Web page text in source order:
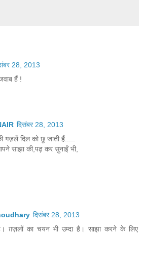
28, 2013
हैं !
दिसंबर 28, 2013
गज़लें दिल को छू जाती हैं.....
साझा की,पढ़ कर सुनाईं भी,
दिसंबर 28, 2013
ग़ज़लों का चयन भी उम्दा है। साझा करने के लिए